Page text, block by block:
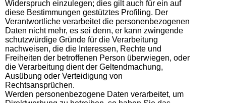
Widerspruch einzulegen; dies gilt auch für ein auf
diese Bestimmungen gestütztes Profiling. Der
Verantwortliche verarbeitet die personenbezogenen
Daten nicht mehr, es sei denn, er kann zwingende
schutzwürdige Gründe für die Verarbeitung
nachweisen, die die Interessen, Rechte und
Freiheiten der betroffenen Person überwiegen, oder
die Verarbeitung dient der Geltendmachung,
Ausübung oder Verteidigung von
Rechtsansprüchen.
Werden personenbezogene Daten verarbeitet, um